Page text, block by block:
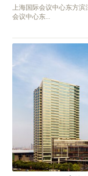
上海国际会议中心东方
会议中心东...